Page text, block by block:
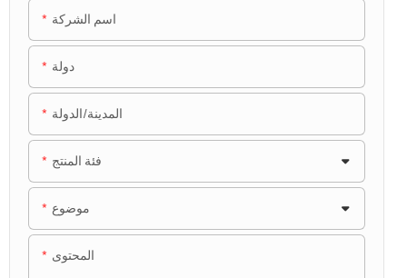
اسم الشركة
دولة
المدينة/الدولة
فئة المنتج
موضوع
المحتوى